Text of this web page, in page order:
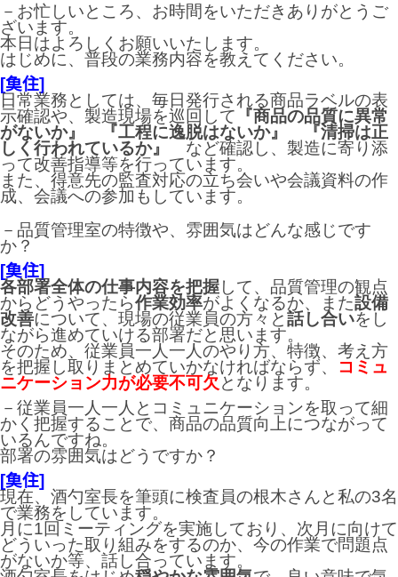
－お忙しいところ、お時間をいただきありがとうご
ざいます。
本日はよろしくお願いいたします。
はじめに、普段の業務内容を教えてください。
[𩵋住]
日常業務としては、毎日発行される商品ラベルの表
示確認や、製造現場を巡回して 『商品の品質に異常
がないか』 『工程に逸脱はないか』 『清掃は正
しく行われているか』
など確認し、製造に寄り添
って改善指導等を行っています。
また、得意先の監査対応の立ち会いや会議資料の作
成、会議への参加もしています。
－品質管理室の特徴や、雰囲気はどんな感じです
か？
[𩵋住]
各部署全体の仕事内容を把握して、品質管理の観点
からどうやったら作業効率がよくなるか、また設備
改善について、現場の従業員の方々と話し合いをし
ながら進めていける部署だと思います。
そのため、従業員一人一人のやり方、特徴、考え方
を把握し取りまとめていかなければならず、 コミュ
ニケーション力が必要不可欠となります。
－従業員一人一人とコミュニケーションを取って細
かく把握することで、商品の品質向上につながって
いるんですね。
部署の雰囲気はどうですか？
[𩵋住]
現在、酒勺室長を筆頭に検査員の根木さんと私の3名
で業務をしています。
月に1回ミーティングを実施しており、次月に向けて
どういった取り組みをするのか、今の作業で問題点
がないか等、話し合っています。